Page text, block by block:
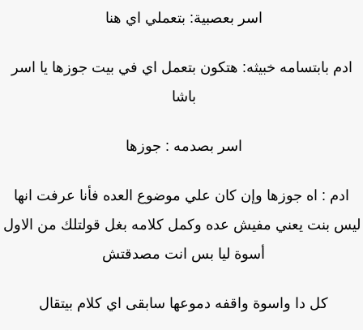
اسر بعصبية: بتعملي اي هنا
بابتسامه خبيثه: هتكون بتعمل اي في بيت جوزها يا اسر
باشا
اسر بصدمه : جوزها
ادم : اه جوزها وإن كان علي موضوع العده فأنا عرفت انها
بنت يعني مفيش عده وكمل كلامه بغل قولتلك من الاول
أسوة ليا بس انت مصدقتش
كل دا واسوة واقفه دموعها سابقى اي كلام بيتقال